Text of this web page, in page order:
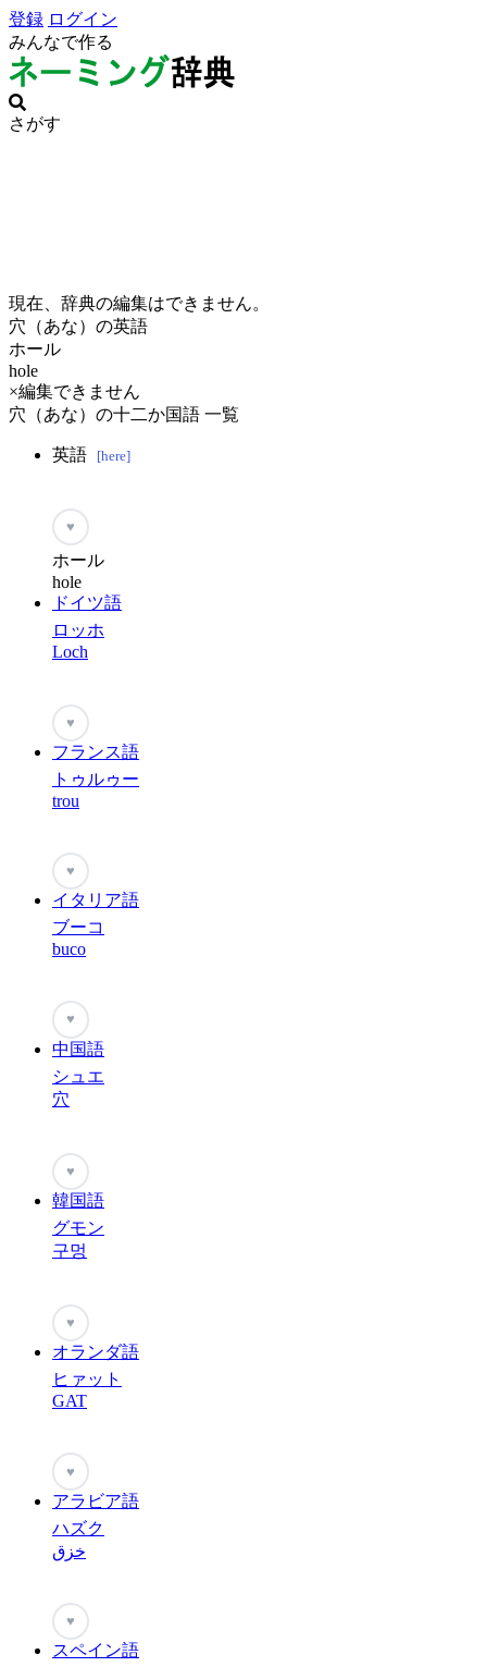
登録 ログイン
みんなで作る
さがす
現在、辞典の編集はできません。
穴（あな）の英語
ホール
hole
×編集できません
穴（あな）の十二か国語 一覧
英語 [here]
♥
ホール
hole
ドイツ語
ロッホ
Loch
♥
フランス語
トゥルゥー
trou
♥
イタリア語
ブーコ
buco
♥
中国語
シュエ
穴
♥
韓国語
グモン
구멍
♥
オランダ語
ヒァット
GAT
♥
アラビア語
ハズク
خزق
♥
スペイン語